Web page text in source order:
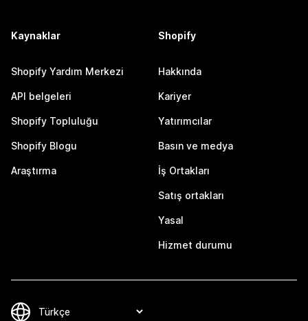
Kaynaklar
Shopify Yardım Merkezi
API belgeleri
Shopify Topluluğu
Shopify Blogu
Araştırma
Shopify
Hakkında
Kariyer
Yatırımcılar
Basın ve medya
İş Ortakları
Satış ortakları
Yasal
Hizmet durumu